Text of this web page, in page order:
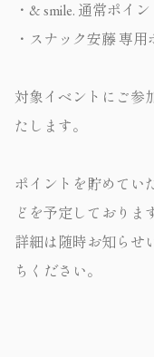
・& smile. 通常ポイ
・スナック安藤 専
対象イベントにご参
たします。
ポイントを貯めてい
どを予定しておりま
詳細は随時お知らせ
ちください。